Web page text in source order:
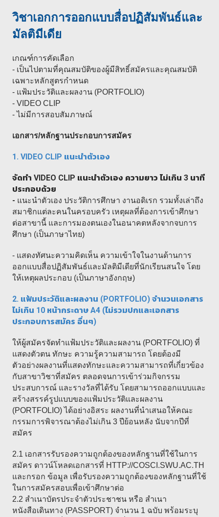
วิชาเอกการออกแบบสื่อปฏิสัมพันธ์และ
มัลติมีเดีย
เกณฑ์การคัดเลือก
- เป็นไปตามที่คุณสมบัติของผู้มีสิทธิ์สมัครและคุณสมบัติ
เฉพาะหลักสูตรกำหนด
- แฟ้มประวัติและผลงาน (PORTFOLIO)
- VIDEO CLIP
- ไม่มีการสอบสัมภาษณ์
เอกสาร/หลักฐานประกอบการสมัคร
1. VIDEO CLIP แนะนำตัวเอง
จัดทำ VIDEO CLIP แนะนำตัวเอง ความยาว ไม่เกิน 3 นาที
ประกอบด้วย
- แนะนำตัวเอง ประวัติการศึกษา งานอดิเรก รวมทั้งเล่าถึง
สมาชิกแต่ละคนในครอบครัว เหตุผลที่ต้องการเข้าศึกษา
ต่อสาขานี้ และการมองตนเองในอนาคตหลังจากจบการ
ศึกษา (เป็นภาษาไทย)
- แสดงทัศนะความคิดเห็น ความเข้าใจในงานด้านการ
ออกแบบสื่อปฏิสัมพันธ์และมัลติมีเดียที่นักเรียนสนใจ โดย
ให้เหตุผลประกอบ (เป็นภาษาอังกฤษ)
2. แฟ้มประวัติและผลงาน (PORTFOLIO) จำนวนเอกสาร
ไม่เกิน 10 หน้ากระดาษ A4 (ไม่รวมปกและเอกสาร
ประกอบการสมัคร อื่นๆ)
ให้ผู้สมัครจัดทำแฟ้มประวัติและผลงาน (PORTFOLIO) ที่
แสดงตัวตน ทักษะ ความรู้ความสามารถ โดยต้องมี
ตัวอย่างผลงานที่แสดงทักษะและความสามารถที่เกี่ยวข้อง
กับสาขาวิชาที่สมัคร ตลอดจนการเข้าร่วมกิจกรรม
ประสบการณ์ และรางวัลที่ได้รับ โดยสามารถออกแบบและ
สร้างสรรค์รูปแบบของแฟ้มประวัติและผลงาน
(PORTFOLIO) ได้อย่างอิสระ ผลงานที่นำเสนอให้คณะ
กรรมการพิจารณาต้องไม่เกิน 3 ปีย้อนหลัง นับจากปีที่
สมัคร
2.1 เอกสารรับรองความถูกต้องของหลักฐานที่ใช้ในการ
สมัคร ดาวน์โหลดเอกสารที่ HTTP://COSCI.SWU.AC.TH
และกรอก ข้อมูล เพื่อรับรองความถูกต้องของหลักฐานที่ใช้
ในการสมัครสอบเพื่อเข้าศึกษาต่อ
2.2 สำเนาบัตรประจำตัวประชาชน หรือ สำเนา
หนังสือเดินทาง (PASSPORT) จำนวน 1 ฉบับ พร้อมระบุ